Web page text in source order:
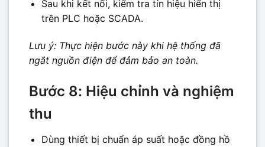
Sau khi kết nối, kiểm tra tín hiệu hiển thị
trên PLC hoặc SCADA.
Lưu ý: Thực hiện bước này khi hệ thống đã
ngắt nguồn điện để đảm bảo an toàn.
Bước 8: Hiệu chỉnh và nghiệm
thu
Dùng thiết bị chuẩn áp suất hoặc đồng hồ